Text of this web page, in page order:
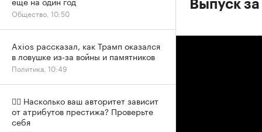
Выпуск
Общество, 10:50
Axios рассказал, как Трамп оказался
в ловушке из-за войны и памятников
Политика, 10:49
✍🏻 Насколько ваш авторитет зависит
от атрибутов престижа? Проверьте
себя